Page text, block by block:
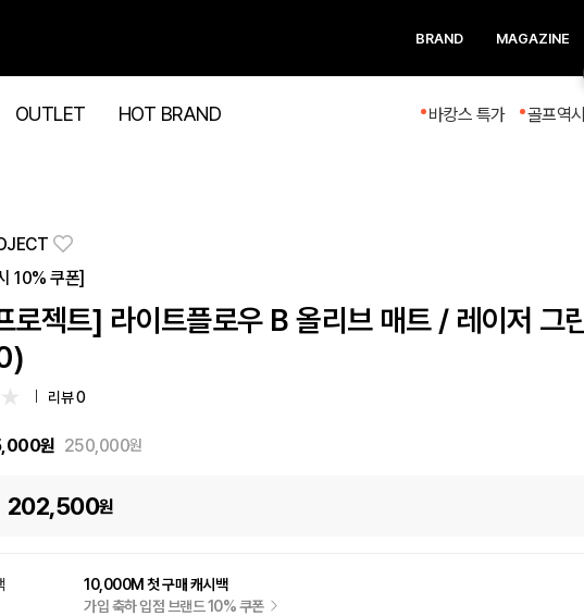
BRAND MAGAZINE
OUTLET HOT BRAND 바캉스 특가 골프역
10% 쿠폰]
로젝트] 라이트플로우 B 올리브 매트 / 레이저
리뷰 0
원 250,000원
202,500원
10,000M 첫 구매 캐시백
가입 축하 입점 브랜드 10% 쿠폰